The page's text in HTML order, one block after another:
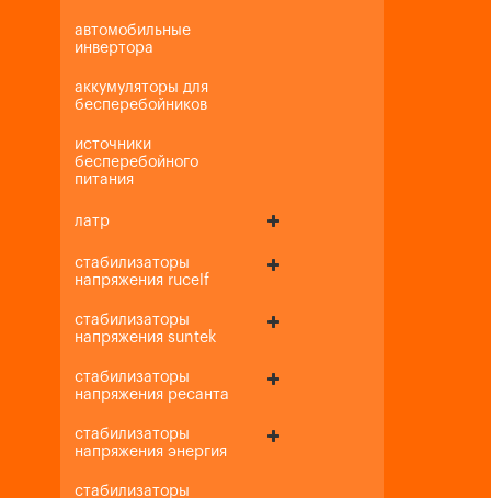
автомобильные
инвертора
аккумуляторы для
бесперебойников
источники
бесперебойного
питания
латр
стабилизаторы
напряжения rucelf
стабилизаторы
напряжения suntek
стабилизаторы
напряжения ресанта
стабилизаторы
напряжения энергия
стабилизаторы